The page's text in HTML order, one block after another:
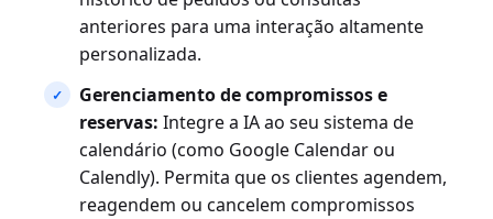
anteriores para uma interação altamente
personalizada.
Gerenciamento de compromissos e
reservas: Integre a IA ao seu sistema de
calendário (como Google Calendar ou
Calendly). Permita que os clientes agendem,
reagendem ou cancelem compromissos